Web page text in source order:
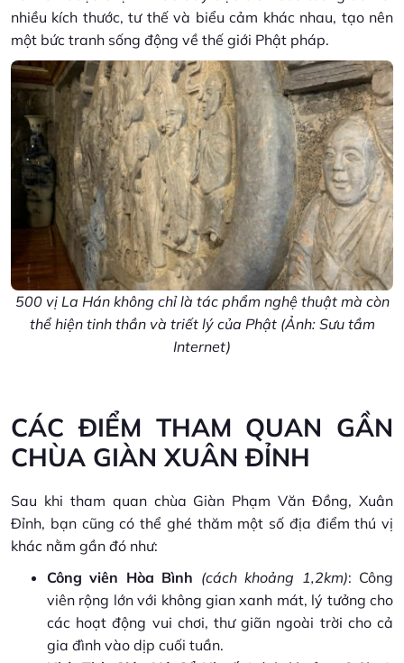
nhiều kích thước, tư thế và biểu cảm khác nhau, tạo nên
một bức tranh sống động về thế giới Phật pháp.
500 vị La Hán không chỉ là tác phẩm nghệ thuật mà còn
thể hiện tinh thần và triết lý của Phật (Ảnh: Sưu tầm
Internet)
CÁC ĐIỂM THAM QUAN GẦN
CHÙA GIÀN XUÂN ĐỈNH
Sau khi tham quan chùa Giàn Phạm Văn Đồng, Xuân
Đỉnh, bạn cũng có thể ghé thăm một số địa điểm thú vị
khác nằm gần đó như:
Công viên Hòa Bình (cách khoảng 1,2km): Công
viên rộng lớn với không gian xanh mát, lý tưởng cho
các hoạt động vui chơi, thư giãn ngoài trời cho cả
gia đình vào dịp cuối tuần.